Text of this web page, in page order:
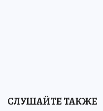
СЛУШАЙТЕ ТАКЖЕ